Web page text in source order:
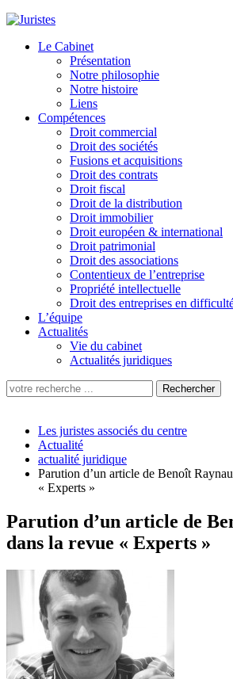
Le Cabinet
Présentation
Notre philosophie
Notre histoire
Liens
Compétences
Droit commercial
Droit des sociétés
Fusions et acquisitions
Droit des contrats
Droit fiscal
Droit de la distribution
Droit immobilier
Droit européen & international
Droit patrimonial
Droit des associations
Contentieux de l’entreprise
Propriété intellectuelle
Droit des entreprises en
L’équipe
Actualités
Vie du cabinet
Actualités juridiques
Les juristes associés du centre
Actualité
actualité juridique
Parution d’un article de Benoît
« Experts »
Parution d’un article de
dans la revue « Experts »